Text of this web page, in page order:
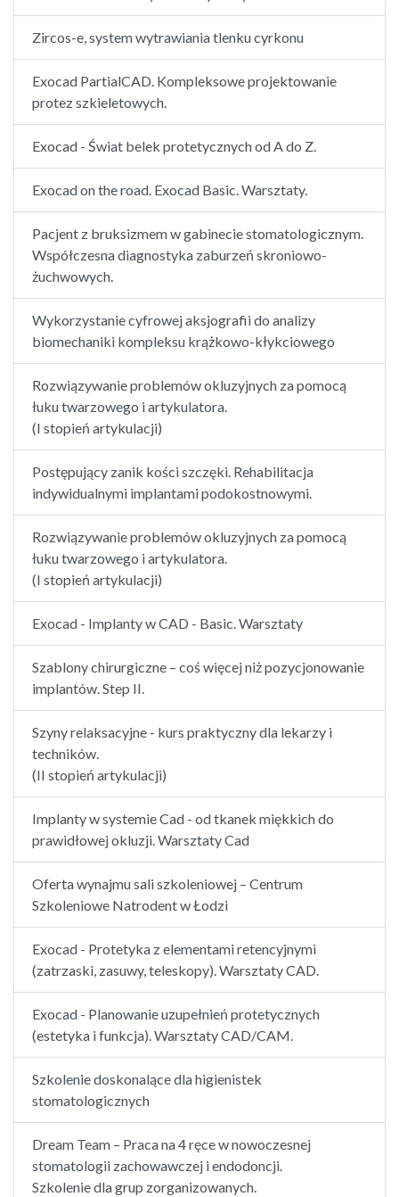
Zircos-e, system wytrawiania tlenku cyrkonu
Exocad PartialCAD. Kompleksowe projektowanie
protez szkieletowych.
Exocad - Świat belek protetycznych od A do Z.
Exocad on the road. Exocad Basic. Warsztaty.
Pacjent z bruksizmem w gabinecie stomatologicznym.
Współczesna diagnostyka zaburzeń skroniowo-
żuchwowych.
Wykorzystanie cyfrowej aksjografii do analizy
biomechaniki kompleksu krążkowo-kłykciowego
Rozwiązywanie problemów okluzyjnych za pomocą
łuku twarzowego i artykulatora.
(I stopień artykulacji)
Postępujący zanik kości szczęki. Rehabilitacja
indywidualnymi implantami podokostnowymi.
Rozwiązywanie problemów okluzyjnych za pomocą
łuku twarzowego i artykulatora.
(I stopień artykulacji)
Exocad - Implanty w CAD - Basic. Warsztaty
Szablony chirurgiczne – coś więcej niż pozycjonowanie
implantów. Step II.
Szyny relaksacyjne - kurs praktyczny dla lekarzy i
techników.
(II stopień artykulacji)
Implanty w systemie Cad - od tkanek miękkich do
prawidłowej okluzji. Warsztaty Cad
Oferta wynajmu sali szkoleniowej – Centrum
Szkoleniowe Natrodent w Łodzi
Exocad - Protetyka z elementami retencyjnymi
(zatrzaski, zasuwy, teleskopy). Warsztaty CAD.
Exocad - Planowanie uzupełnień protetycznych
(estetyka i funkcja). Warsztaty CAD/CAM.
Szkolenie doskonalące dla higienistek
stomatologicznych
Dream Team – Praca na 4 ręce w nowoczesnej
stomatologii zachowawczej i endodoncji.
Szkolenie dla grup zorganizowanych.